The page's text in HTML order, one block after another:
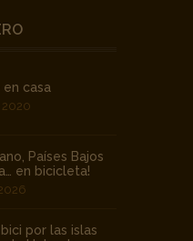
casa
2020
Países Bajos
en bicicleta!
por las islas